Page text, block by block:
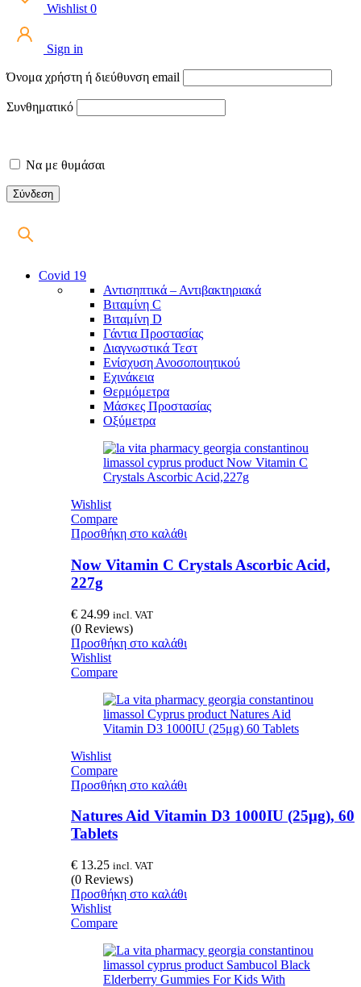
Wishlist 0
Sign in
Όνομα χρήστη ή διεύθυνση email
Συνθηματικό
Να με θυμάσαι
Covid 19
Αντισηπτικά – Αντιβακτηριακά
Βιταμίνη C
Βιταμίνη D
Γάντια Προστασίας
Διαγνωστικά Τεστ
Ενίσχυση Ανοσοποιητικού
Εχινάκεια
Θερμόμετρα
Μάσκες Προστασίας
Οξύμετρα
Wishlist
Compare
Προσθήκη στο καλάθι
Now Vitamin C Crystals Ascorbic Acid,
227g
€ 24.99 incl. VAT
(0 Reviews)
Προσθήκη στο καλάθι
Wishlist
Compare
Wishlist
Compare
Προσθήκη στο καλάθι
Natures Aid Vitamin D3 1000IU (25μg), 60
Tablets
€ 13.25 incl. VAT
(0 Reviews)
Προσθήκη στο καλάθι
Wishlist
Compare